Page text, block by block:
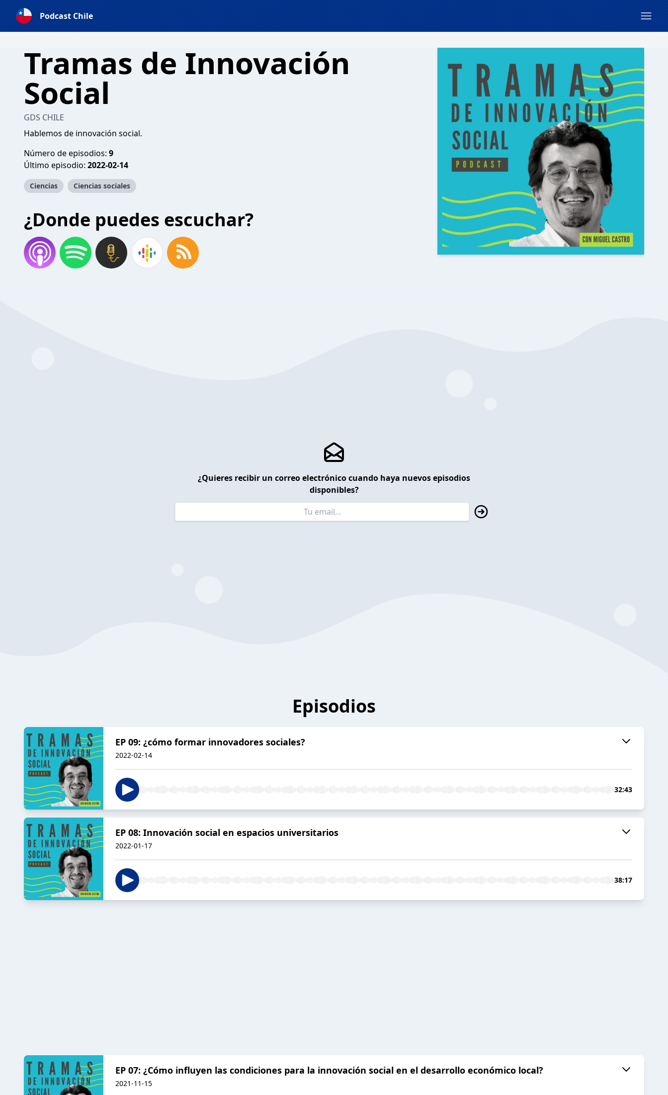
Podcast Chile
Tramas de Innovación
Social
GDS CHILE
Hablemos de innovación social.
Número de episodios: 9
Último episodio: 2022-02-14
Ciencias Ciencias sociales
¿Donde puedes escuchar?
¿Quieres recibir un correo electrónico cuando haya nuevos episodios
disponibles?
Episodios
EP 09: ¿cómo formar innovadores sociales?
2022-02-14
32:43
EP 08: Innovación social en espacios universitarios
2022-01-17
38:17
EP 07: ¿Cómo influyen las condiciones para la innovación social en el desarrollo económico local?
2021-11-15